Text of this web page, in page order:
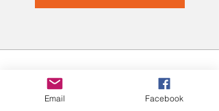
Contact
Email Facebook